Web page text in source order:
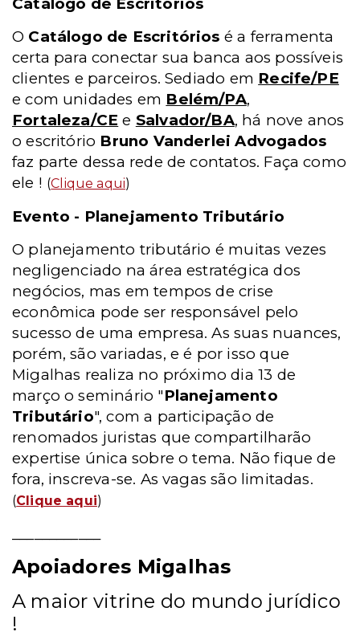
O Catálogo de Escritórios é a ferramenta
certa para conectar sua banca aos possíveis
clientes e parceiros. Sediado em Recife/PE
e com unidades em Belém/PA,
Fortaleza/CE e Salvador/BA, há nove anos
o escritório Bruno Vanderlei Advogados
faz parte dessa rede de contatos. Faça como
ele ! (Clique aqui)
Evento - Planejamento Tributário
O planejamento tributário é muitas vezes
negligenciado na área estratégica dos
negócios, mas em tempos de crise
econômica pode ser responsável pelo
sucesso de uma empresa. As suas nuances,
porém, são variadas, e é por isso que
Migalhas realiza no próximo dia 13 de
março o seminário "Planejamento
Tributário", com a participação de
renomados juristas que compartilharão
expertise única sobre o tema. Não fique de
fora, inscreva-se. As vagas são limitadas.
(Clique aqui)
Apoiadores Migalhas
A maior vitrine do mundo jurídico
!